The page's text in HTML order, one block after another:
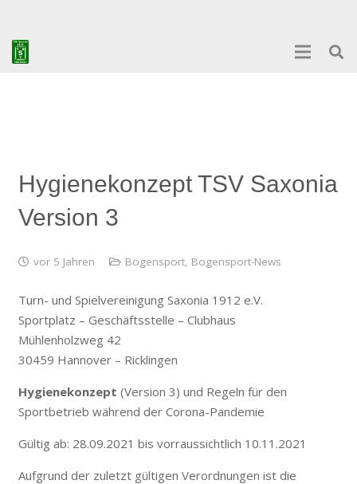
Hygienekonzept TSV Saxonia
Version 3
vor 5 Jahren Bogensport, Bogensport-News
Turn- und Spielvereinigung Saxonia 1912 e.V.
Sportplatz – Geschäftsstelle – Clubhaus
Mühlenholzweg 42
30459 Hannover – Ricklingen
Hygienekonzept (Version 3) und Regeln für den
Sportbetrieb während der Corona-Pandemie
Gültig ab: 28.09.2021 bis vorraussichtlich 10.11.2021
Aufgrund der zuletzt gültigen Verordnungen ist die